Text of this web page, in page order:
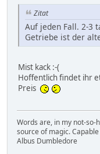
Zitat
Auf jeden Fall. 2-3
Getriebe ist der
Mist kack :-(
Hoffentlich findet ihr
Preis
Words are, in my not-so-
source of magic.
Albus Dumbledore